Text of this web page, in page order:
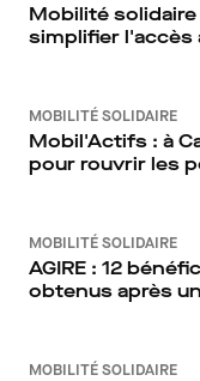
Mobilité
simplifier l'accès
MOBILITÉ SOLIDAIRE
Mobil'Actifs : à
pour rouvrir les
MOBILITÉ SOLIDAIRE
AGIRE : 12
obtenus après
MOBILITÉ SOLIDAIRE